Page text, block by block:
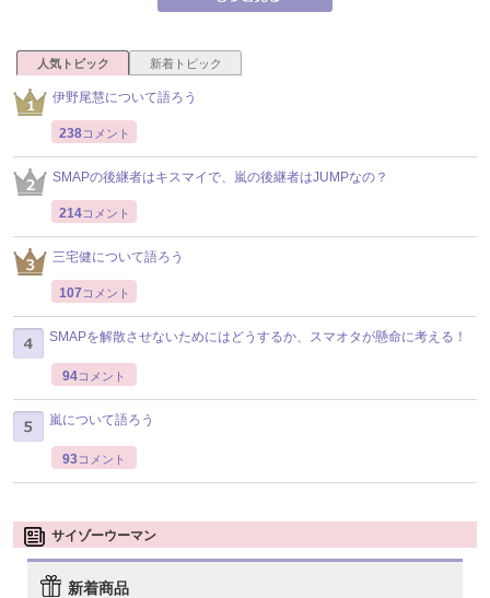
人気トピック 新着トピック
伊野尾慧について語ろう
238コメント
SMAPの後継者はキスマイで、嵐の後継者はJUMPなの？
214コメント
三宅健について語ろう
107 コメント
SMAPを解散させないためにはどうするか、スマオタが懸命に考える！
94コメント
嵐について語ろう
93コメント
サイゾーウーマン
新着商品